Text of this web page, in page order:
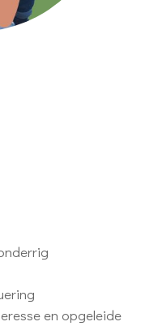
en opgeleide